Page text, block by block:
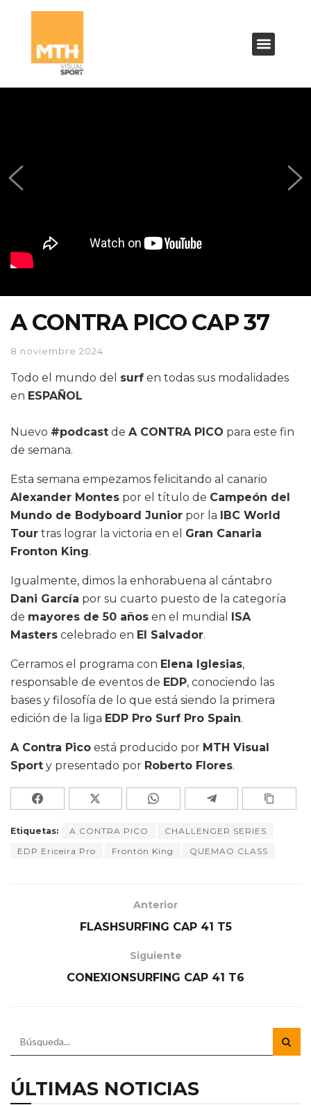
A CONTRA PICO CAP 37
8 noviembre 2024
Todo el mundo del surf en todas sus modalidades
en ESPAÑOL
Nuevo #podcast de A CONTRA PICO para este fin
de semana.
Esta semana empezamos felicitando al canario
Alexander Montes por el título de Campeón del
Mundo de Bodyboard Junior por la IBC World
Tour tras lograr la victoria en el Gran Canaria
Fronton King.
Igualmente, dimos la enhorabuena al cántabro
Dani García por su cuarto puesto de la categoría
de mayores de 50 años en el mundial ISA
Masters celebrado en El Salvador.
Cerramos el programa con Elena Iglesias,
responsable de eventos de EDP, conociendo las
bases y filosofía de lo que está siendo la primera
edición de la liga EDP Pro Surf Pro Spain.
A Contra Pico está producido por MTH Visual
Sport y presentado por Roberto Flores.
Etiquetas: A CONTRA PICO
CHALLENGER SERIES
EDP Ericeira Pro
Frontón King QUEMAO CLASS
Anterior
FLASHSURFING CAP 41 T5
Siguiente
CONEXIONSURFING CAP 41 T6
ÚLTIMAS NOTICIAS